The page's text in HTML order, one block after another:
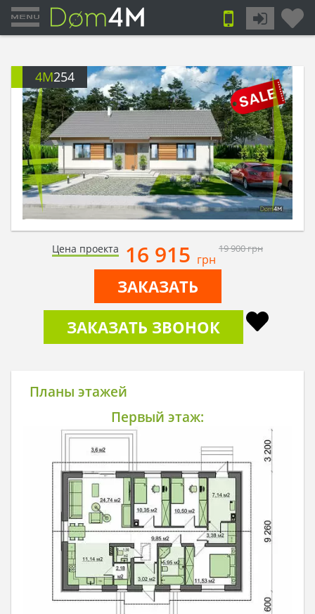
4M254
Цена проекта 16 915 грн
19 900грн
ЗАКАЗАТЬ
ЗАКАЗАТЬ ЗВОНОК
Планы этажей
Первый этаж: